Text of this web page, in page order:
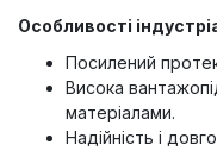
Особливості
Посилений
Висока
матеріалами.
Надійність і